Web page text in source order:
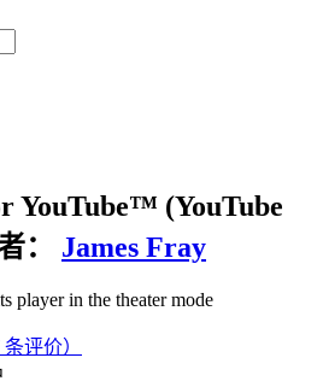
YouTube™ (YouTube
： James Fray
player in the theater mode
评价）